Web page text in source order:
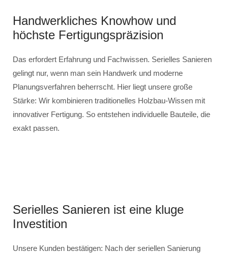
Handwerkliches Knowhow und
höchste Fertigungspräzision
Das erfordert Erfahrung und Fachwissen. Serielles Sanieren
gelingt nur, wenn man sein Handwerk und moderne
Planungsverfahren beherrscht. Hier liegt unsere große
Stärke: Wir kombinieren traditionelles Holzbau-Wissen mit
innovativer Fertigung. So entstehen individuelle Bauteile, die
exakt passen.
Serielles Sanieren ist eine kluge
Investition
Unsere Kunden bestätigen: Nach der seriellen Sanierung